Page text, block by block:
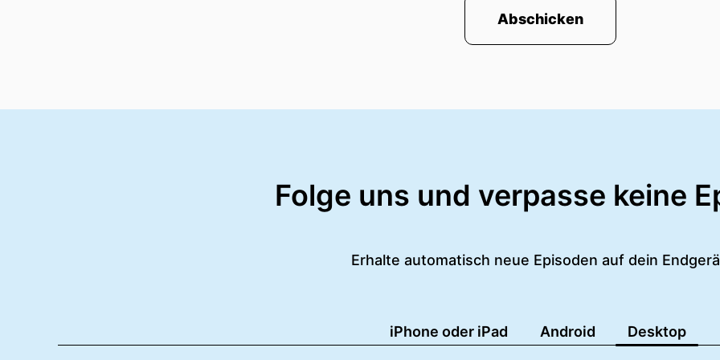
Abschicken
Folge uns und verpasse keine
Erhalte automatisch neue Episoden auf dein
iPhone oder iPad Android Desktop